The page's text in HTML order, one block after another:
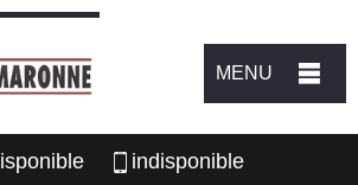
MENU
indisponible